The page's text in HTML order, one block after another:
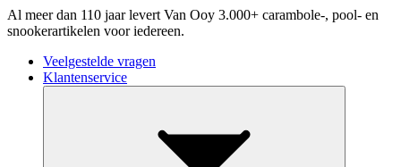
Al meer dan 110 jaar levert Van Ooy 3.000+ carambole-, pool- en
snookerartikelen voor iedereen.
Veelgestelde vragen
Klantenservice